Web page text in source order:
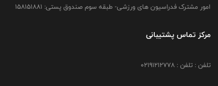
امور مشترک فدراسیون های ورزشی- طبقه سوم صندوق پستی: 158151881
مرکز تماس پشتیبانی
تلفن : تلفن : 02191212778